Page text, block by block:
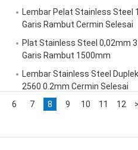
Lembar Pelat Stainless Steel
Garis Rambut Cermin Selesai
Plat Stainless Steel 0,02mm
Garis Rambut 1500mm
Lembar Stainless Steel
2560 0.2mm Cermin Selesai
6 7 8 9 10 11 12